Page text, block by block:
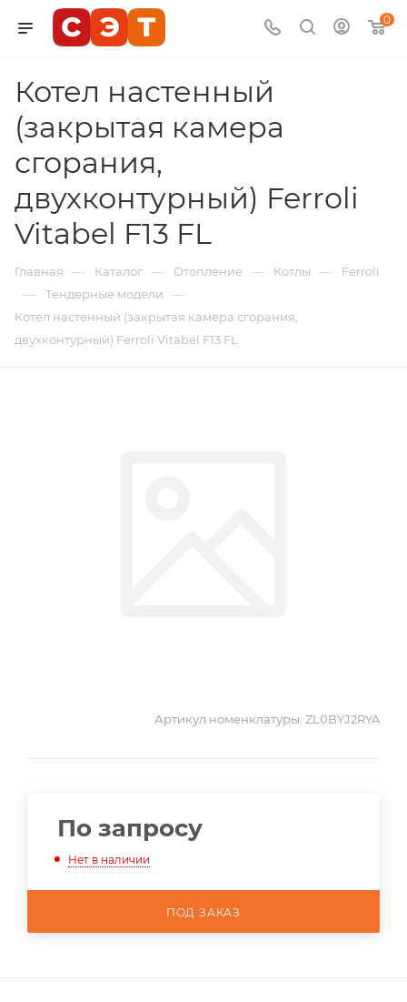
0
Котел настенный
(закрытая камера
сгорания,
двухконтурный) Ferroli
Vitabel F13 FL
Главная — Каталог — Отопление — Котлы — Ferroli
— Тендерные модели —
Котел настенный (закрытая камера сгорания,
двухконтурный) Ferroli Vitabel F13 FL
Артикул номенклатуры: ZL0BYJ2RYA
По запросу
Нет в наличии
ПОД ЗАКАЗ